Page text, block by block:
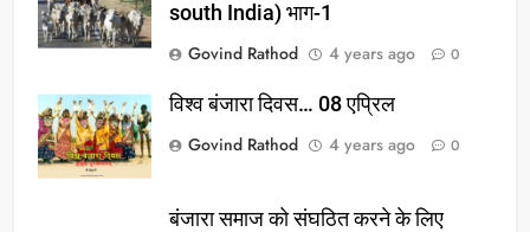
south India) भाग-1
Govind Rathod
4 years ago 0
विश्व बंजारा दिवस… 08 एप्रिल
Govind Rathod
4 years ago 0
बंजारा समाज को संघठित करने के लिए